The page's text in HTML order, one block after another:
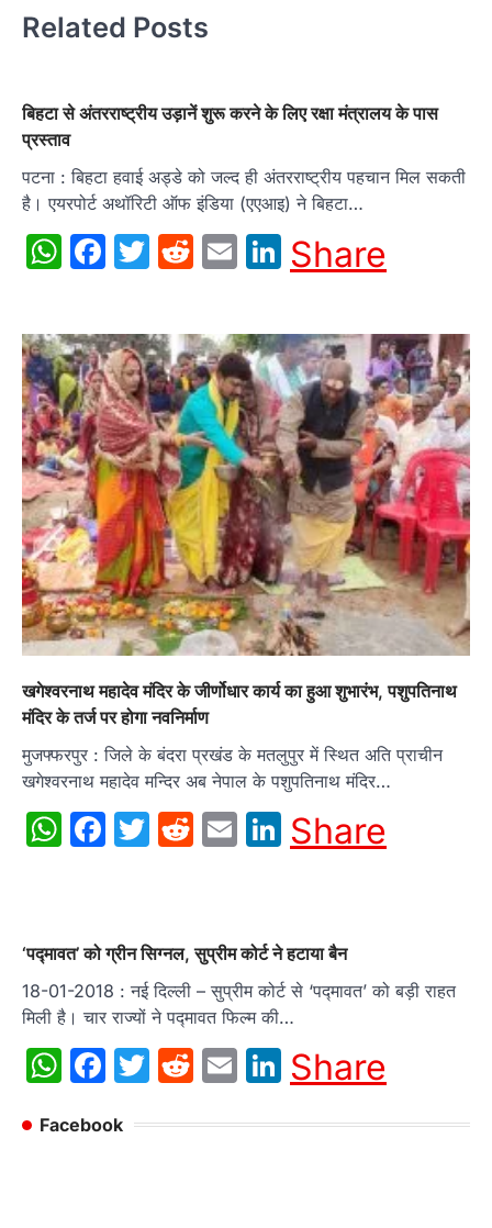
Related Posts
बिहटा से अंतरराष्ट्रीय उड़ानें शुरू करने के लिए रक्षा मंत्रालय के पास
प्रस्ताव
पटना : बिहटा हवाई अड्डे को जल्द ही अंतरराष्ट्रीय पहचान मिल सकती
है। एयरपोर्ट अथॉरिटी ऑफ इंडिया (एएआइ) ने बिहटा…
WhatsApp
Facebook
Twitter
Reddit
EmailLinkedIn
Share
खगेश्वरनाथ महादेव मंदिर के जीर्णोधार कार्य का हुआ शुभारंभ, पशुपतिनाथ
मंदिर के तर्ज पर होगा नवनिर्माण
मुजफ्फरपुर : जिले के बंदरा प्रखंड के मतलुपुर में स्थित अति प्राचीन
खगेश्वरनाथ महादेव मन्दिर अब नेपाल के पशुपतिनाथ मंदिर…
WhatsApp
Facebook
Twitter
Reddit
EmailLinkedIn
Share
‘पद्मावत’ को ग्रीन सिग्नल, सुप्रीम कोर्ट ने हटाया बैन
18-01-2018 : नई दिल्ली – सुप्रीम कोर्ट से ‘पद्मावत’ को बड़ी राहत
मिली है। चार राज्यों ने पद्मावत फिल्म की…
WhatsApp
Facebook
Twitter
Reddit
EmailLinkedIn
Share
Facebook